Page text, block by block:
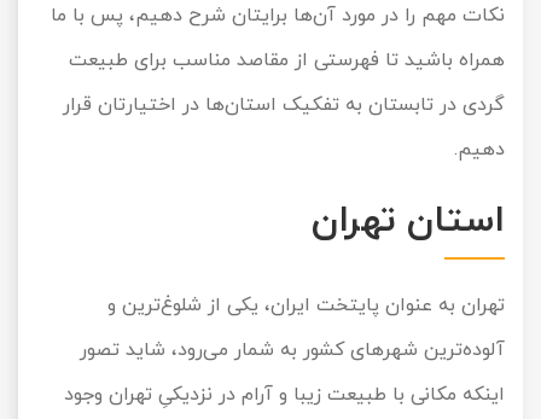
نکات مهم را در مورد آن‌ها برایتان شرح دهیم، پس با ما
همراه باشید تا فهرستی از مقاصد مناسب برای طبیعت
گردی در تابستان به تفکیک استان‌ها در اختیارتان قرار
دهیم.
استان تهران
تهران به عنوان پایتخت ایران، یکی از شلوغ‌ترین و
آلوده‌ترین شهرهای کشور به شمار می‌رود، شاید تصور
اینکه مکانی با طبیعت زیبا و آرام در نزدیکیِ تهران وجود
تور آفرود